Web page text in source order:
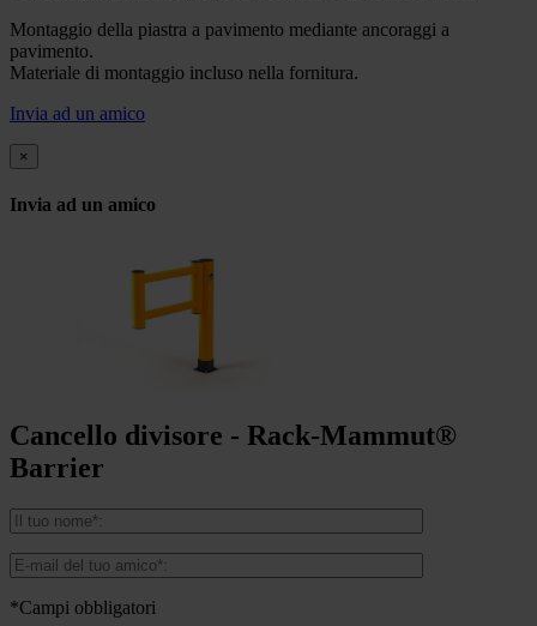
Montaggio della piastra a pavimento mediante ancoraggi a
pavimento.
Materiale di montaggio incluso nella fornitura.
Invia ad un amico
×
Invia ad un amico
Cancello divisore - Rack-Mammut®
Barrier
*Campi obbligatori